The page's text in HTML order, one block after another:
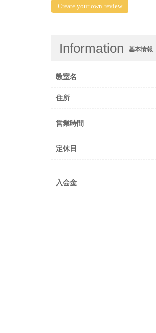
Create your own review
Information 基本情報
教室名
住所
営業時間
定休日
入会金